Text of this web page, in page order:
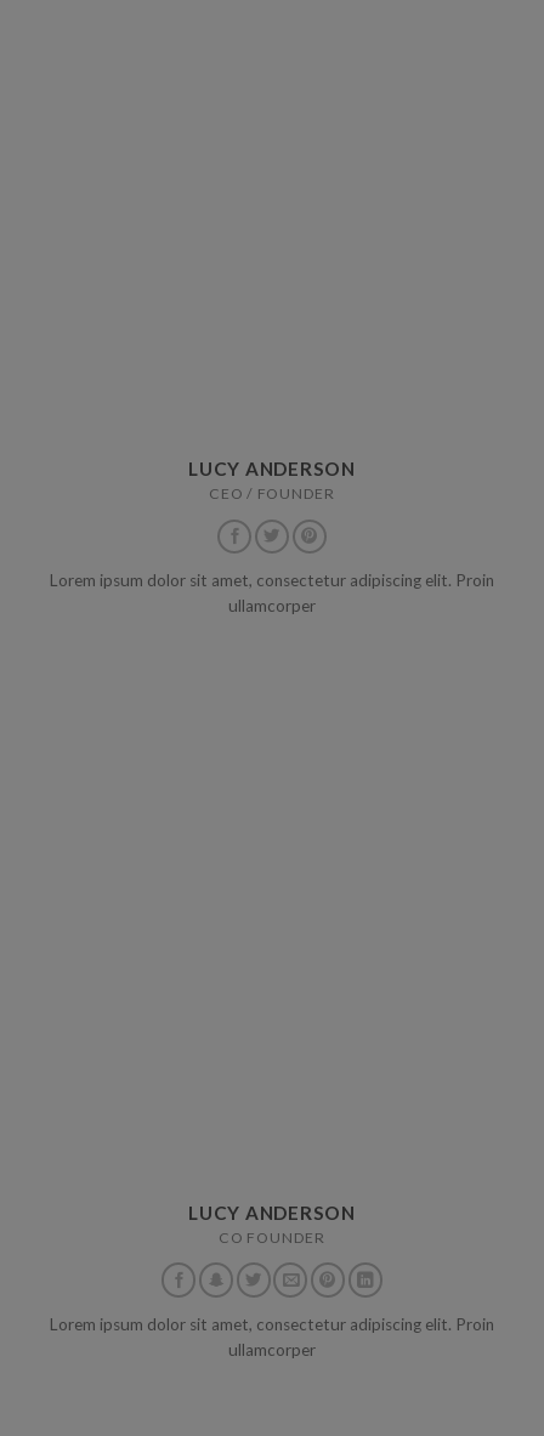
LUCY ANDERSON
CEO / FOUNDER
Lorem ipsum dolor sit amet, consectetur adipiscing elit. Proin
ullamcorper
LUCY ANDERSON
CO FOUNDER
Lorem ipsum dolor sit amet, consectetur adipiscing elit. Proin
ullamcorper